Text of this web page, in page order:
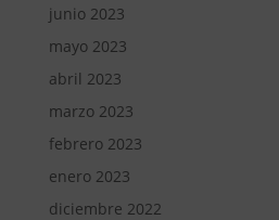
junio 2023
mayo 2023
abril 2023
marzo 2023
febrero 2023
enero 2023
diciembre 2022